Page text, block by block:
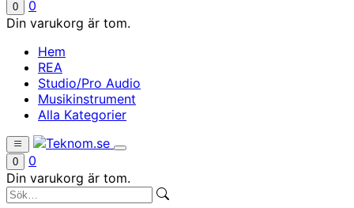
0
0
Din varukorg är tom.
Hem
REA
Studio/Pro Audio
Musikinstrument
Alla Kategorier
0
0
Din varukorg är tom.